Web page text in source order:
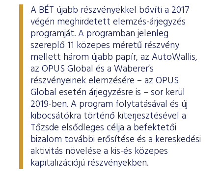
A BÉT újabb részvényekkel bővíti a 2017
végén meghirdetett elemzés-árjegyzés
programját. A programban jelenleg
szereplő 11 közepes méretű részvény
mellett három újabb papír, az AutoWallis,
az OPUS Global és a Waberer’s
részvényeinek elemzésére – az OPUS
Global esetén árjegyzésre is – sor kerül
2019-ben. A program folytatásával és új
kibocsátókra történő kiterjesztésével a
Tőzsde elsődleges célja a befektetői
bizalom további erősítése és a kereskedési
aktivitás növelése a kis-és közepes
kapitalizációjú részvényekben.